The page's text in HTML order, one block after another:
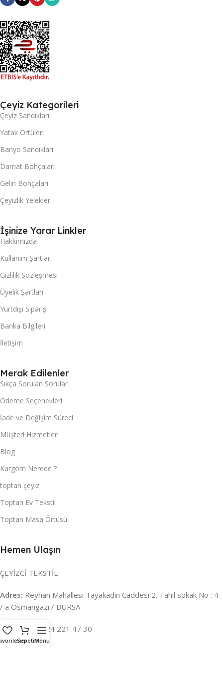
Çeyiz Kategorileri
Çeyiz Sandıkları
Yatak Örtüleri
Banyo Sandıkları
Damat Bohçaları
Gelin Bohçaları
Çeyizlik Yelekler
İşinize Yarar Linkler
Hakkımızda
Kullanım Şartları
Gizlilik Sözleşmesi
Üyelik Şartları
Yurtdışı Sipariş
Banka Bilgileri
İletişim
Merak Edilenler
Sıkça Sorulan Sorular
Ödeme Seçenekleri
İade ve Değişim Süreci
Müşteri Hizmetleri
Blog
Kargom Nerede ?
toptan çeyiz
Toptan Ev Tekstil
Toptan Masa Örtüsü
Hemen Ulaşın
ÇEYİZCİ TEKSTİL
Adres: Reyhan Mahallesi Tayakadın Caddesi 2. Tahıl sokak No : 4
/ a Osmangazi / BURSA
İLETİŞİM : 0224 221 47 30
SepetimMenu